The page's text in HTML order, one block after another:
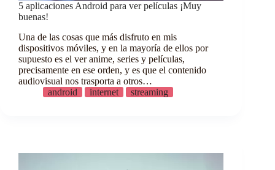
5 aplicaciones Android para ver películas ¡Muy
buenas!
Una de las cosas que más disfruto en mis
dispositivos móviles, y en la mayoría de ellos por
supuesto es el ver anime, series y películas,
precisamente en ese orden, y es que el contenido
audiovisual nos trasporta a otros…
android
internet streaming